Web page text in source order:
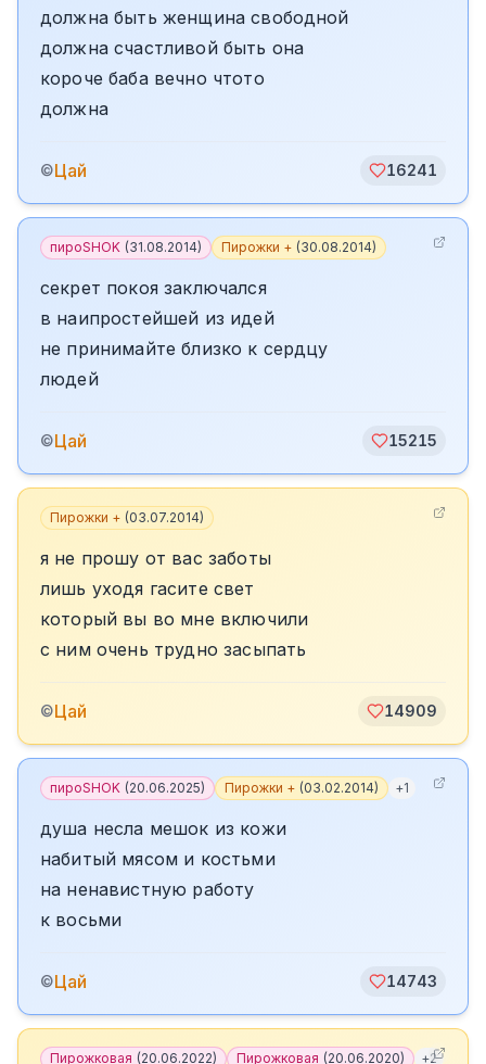
должна быть женщина свободной
должна счастливой быть она
короче баба вечно чтото
должна
©Цай 16241
пироSHOK (31.08.2014) Пирожки + (30.08.2014)
секрет покоя заключался
в наипростейшей из идей
не принимайте близко к сердцу
людей
©Цай 15215
Пирожки + (03.07.2014)
я не прошу от вас заботы
лишь уходя гасите свет
который вы во мне включили
с ним очень трудно засыпать
©Цай 14909
пироSHOK (20.06.2025) Пирожки + (03.02.2014) +1
душа несла мешок из кожи
набитый мясом и костьми
на ненавистную работу
к восьми
©Цай 14743
Пирожковая (20.06.2022) Пирожковая (20.06.2020) +2